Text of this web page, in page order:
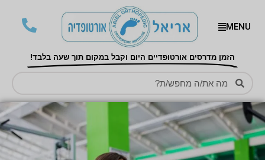
MENU
הזמן מדרסים אורטופדיים היום וקבל במקום תוך שעה בלבד!